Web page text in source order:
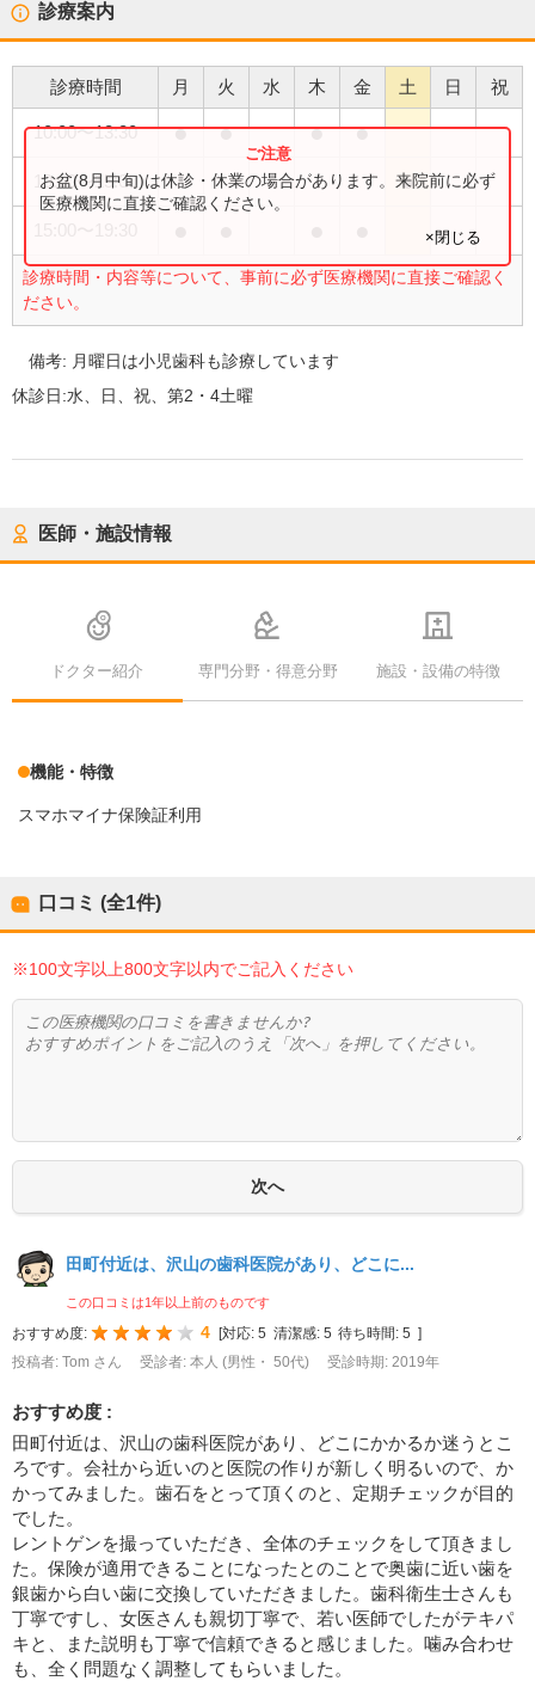
診療案内
診療時間 月 火 水 木 金 土 日 祝
10:00〜13:30 ● ● ● ●
10:00〜15:00 ●
診療時間・内容等について、事前に必ず医療機関に直接ご確認く
ださい。
お盆(8月中旬)は休診・休業の場合があります。来院前に必ず
医療機関に直接ご確認ください。
×閉じる
備考: 月曜日は小児歯科も診療しています
休診日:水、日、祝、第2・4土曜
医師・施設情報
ドクター紹介 専門分野・得意分野 施設・設備の特徴
機能・特徴
スマホマイナ保険証利用
口コミ (全1件)
※100文字以上800文字以内でご記入ください
田町付近は、沢山の歯科医院があり、どこに...
この口コミは1年以上前のものです
おすすめ度: 4 対応: 5 清潔感: 5 待ち時間: 5
投稿者: Tom さん
受診者: 本人 (男性・ 50代) 受診時期: 2019年
おすすめ度 :
田町付近は、沢山の歯科医院があり、どこにかかるか迷うとこ
ろです。会社から近いのと医院の作りが新しく明るいので、か
かってみました。歯石をとって頂くのと、定期チェックが目的
でした。
レントゲンを撮っていただき、全体のチェックをして頂きまし
た。保険が適用できることになったとのことで奥歯に近い歯を
銀歯から白い歯に交換していただきました。歯科衛生士さんも
丁寧ですし、女医さんも親切丁寧で、若い医師でしたがテキパ
キと、また説明も丁寧で信頼できると感じました。噛み合わせ
も、全く問題なく調整してもらいました。